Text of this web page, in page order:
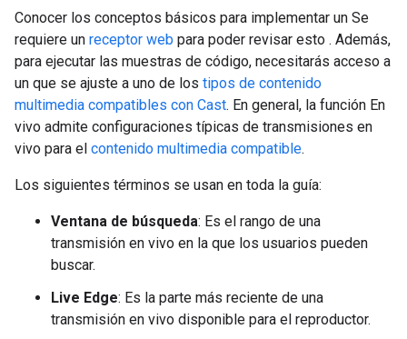
Conocer los conceptos básicos para implementar un Se
requiere un receptor web para poder revisar esto . Además,
para ejecutar las muestras de código, necesitarás acceso a
un que se ajuste a uno de los tipos de contenido
multimedia compatibles con Cast. En general, la función En
vivo admite configuraciones típicas de transmisiones en
vivo para el contenido multimedia compatible.
Los siguientes términos se usan en toda la guía:
Ventana de búsqueda: Es el rango de una
transmisión en vivo en la que los usuarios pueden
buscar.
Live Edge: Es la parte más reciente de una
transmisión en vivo disponible para el reproductor.